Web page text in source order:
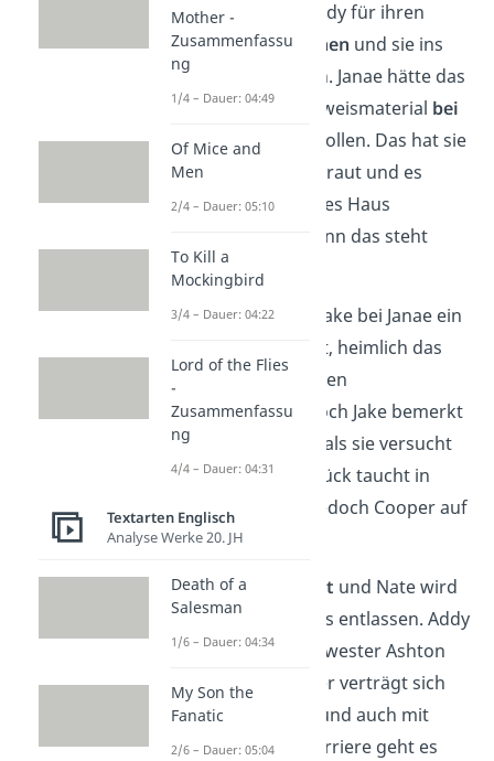
diesem Weg an Addy für ihren
Seitensprung rächen und sie ins
Gefängnis bringen. Janae hätte das
entscheidende Beweismaterial bei
Addyverstecken sollen. Das hat sie
sich aber nicht getraut und es
stattdessen in Nates Haus
untergebracht, denn das steht
immer offen.
Kurz darauf trifft Jake bei Janae ein
und Addy versucht, heimlich das
der beiden
aufzuzeichnen
. Doch Jake bemerkt
sie und würgt sie, als sie versucht
zu fliehen. Zum Glück taucht in
diesem Moment jedoch Cooper auf
und rettet Addy.
Jakewird verhaftet und Nate wird
aus dem Gefängnis entlassen. Addy
zieht mit ihrer Schwester Ashton
zusammen. Cooper verträgt sich
mit seinem Vater und auch mit
seiner Baseball-Karriere geht es
Mother -
Zusammenfassu
ng
1/4 – Dauer: 04:49
Of Mice and
Men
2/4 – Dauer: 05:10
To Kill a
Mockingbird
3/4 – Dauer: 04:22
Lord of the Flies
-
Zusammenfassu
ng
4/4 – Dauer: 04:31
Textarten Englisch
Analyse Werke 20. JH
Death of a
Salesman
1/6 – Dauer: 04:34
My Son the
Fanatic
2/6 – Dauer: 05:04